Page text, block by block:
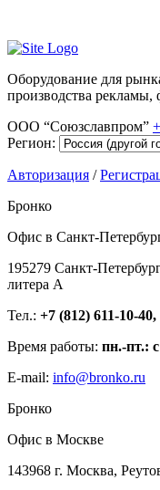
Оборудование для
производства рекламы,
ООО “Союзславпром”
Регион:
Авторизация /
Бронко
Офис в Санкт-
195279 Санкт-
литера А
Тел.: +7 (812) 611-10-
Время работы: пн.-пт.:
E-mail: info@bronko.ru
Бронко
Офис в Москве
143968 г. Москва,